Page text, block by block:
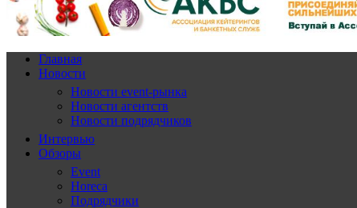
Главная
Новости
Новости event-рынка
Новости агентств
Новости подрядчиков
Интервью
Обзоры
Event
Horeca
Подрядчики